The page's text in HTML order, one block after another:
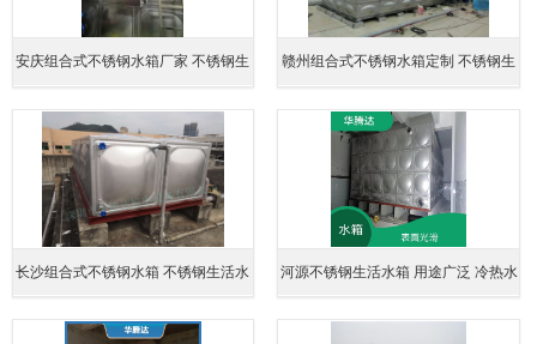
安庆组合式不锈钢水箱厂家 不锈钢生 赣州组合式不锈钢水箱定制 不锈钢生
长沙组合式不锈钢水箱 不锈钢生活水 河源不锈钢生活水箱 用途广泛 冷热水